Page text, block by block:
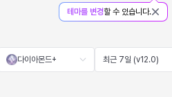
테마를 변경할 수 있습니다.
다이아몬드+ 최근 7일 (v12.0)